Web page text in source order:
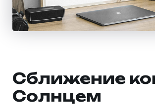
Сближение
Солнцем